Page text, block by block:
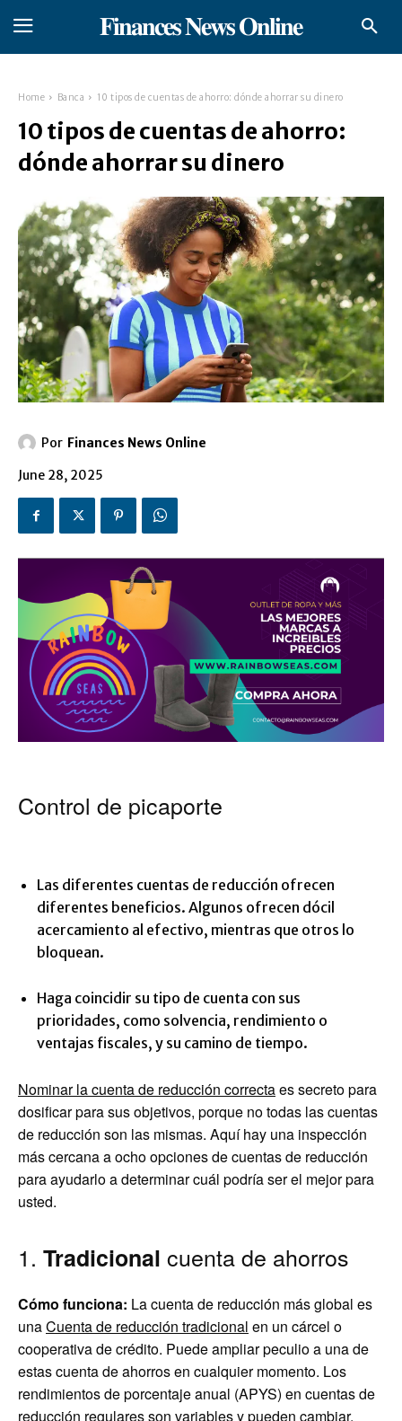
𝐅𝐢𝐧𝐚𝐧𝐜𝐞𝐬 𝐍𝐞𝐰𝐬 𝐎𝐧𝐥𝐢𝐧𝐞
Home Banca 10 tipos de cuentas de ahorro: dónde ahorrar su dinero
10 tipos de cuentas de ahorro:
dónde ahorrar su dinero
Por Finances News Online
June 28, 2025
Control de picaporte
Las diferentes cuentas de reducción ofrecen
diferentes beneficios. Algunos ofrecen dócil
acercamiento al efectivo, mientras que otros lo
bloquean.
Haga coincidir su tipo de cuenta con sus
prioridades, como solvencia, rendimiento o
ventajas fiscales, y su camino de tiempo.
Nominar la cuenta de reducción correctaes secreto para
dosificar para sus objetivos, porque no todas las cuentas
de reducción son las mismas. Aquí hay una inspección
más cercana a ocho opciones de cuentas de reducción
para ayudarlo a determinar cuál podría ser el mejor para
usted.
1. Tradicional cuenta de ahorros
Cómo funciona: La cuenta de reducción más global es
unaCuenta de reducción tradicional en un cárcel o
cooperativa de crédito. Puede ampliar peculio a una de
estas cuenta de ahorros en cualquier momento. Los
rendimientos de porcentaje anual (APYS) en cuentas de
reducción regulares son variables y pueden cambiar.